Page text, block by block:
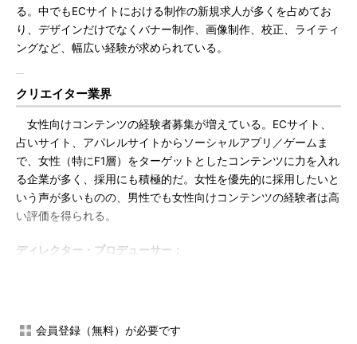
る。中でもECサイトにおける制作の新規求人が多くを占めてお
り、デザインだけでなくバナー制作、画像制作、校正、ライティ
ングなど、幅広い経験が求められている。
クリエイター業界
女性向けコンテンツの経験者募集が増えている。ECサイト、
占いサイト、アパレルサイトからソーシャルアプリ／ゲームま
で、女性（特にF1層）をターゲットとしたコンテンツに力を入れ
る企業が多く、採用にも積極的だ。女性を優先的に採用したいと
いう声が多いものの、男性でも女性向けコンテンツの経験者は高
い評価を得られる。
ディレクター・プロデューサー：
く、特にモバイル（フィーチャーフォン向け）サイトのみの経験
会員登録（無料）が必要です